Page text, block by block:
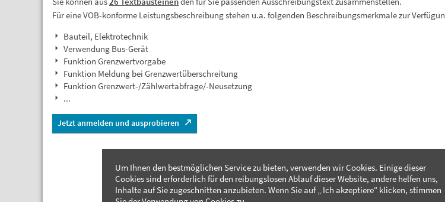
Für eine VOB-konforme Leistungsbeschreibung stehen u.a. folgenden Beschreibungsmerkmale zur
Bauteil, Elektrotechnik
Verwendung Bus-Gerät
Funktion Grenzwertvorgabe
Funktion Meldung bei Grenzwertüberschreitung
Funktion Grenzwert-/Zählwertabfrage/-Neusetzung
...
Jetzt anmelden und ausprobieren
Um Ihnen den bestmöglichen Service zu bieten, verwenden wir Cookies. Einige dieser
Cookies sind erforderlich für den reibungslosen Ablauf dieser Website, andere helfen uns,
Inhalte auf Sie zugeschnitten anzubieten. Wenn Sie auf „ Ich akzeptiere“ klicken, stimmen